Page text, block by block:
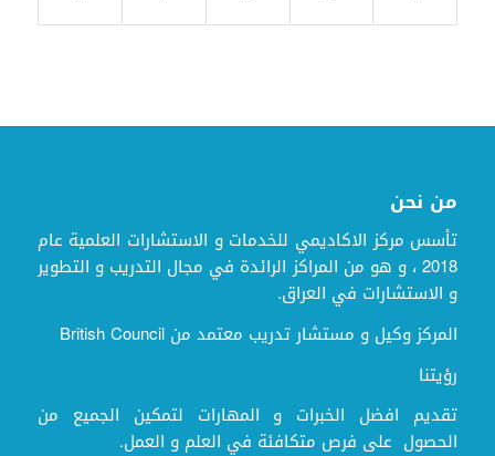
من نحن
تأسس مركز الاكاديمي للخدمات و الاستشارات العلمية عام
2018 ، و هو من المراكز الرائدة في مجال التدريب و التطوير
و الاستشارات في العراق.
المركز وكيل و مستشار تدريب معتمد من British Council
رؤيتنا
تقديم افضل الخبرات و المهارات لتمكين الجميع من
الحصول على فرص متكافئة في العلم و العمل.